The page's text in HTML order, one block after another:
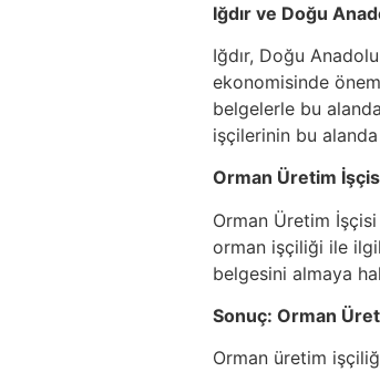
Iğdır ve Doğu
Iğdır, Doğu
ekonomisinde
belgelerle bu
işçilerinin bu
Orman Üretim
Orman Üretim
orman işçiliği ile
belgesini almaya
Sonuç: Orman
Orman üretim